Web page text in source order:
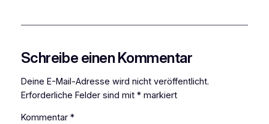
Schreibe einen Kommentar
Deine E-Mail-Adresse wird nicht veröffentlicht.
Erforderliche Felder sind mit *markiert
Kommentar *